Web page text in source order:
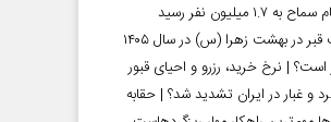
۱.۷ میلیون نفر رسید
قیمت قبر در بهشت زهرا (س) در سال ۱۴۰۵
| نرخ خرید، رزرو و احیای قبور
و غبار در ایران تشدید شد؟ | حقابه